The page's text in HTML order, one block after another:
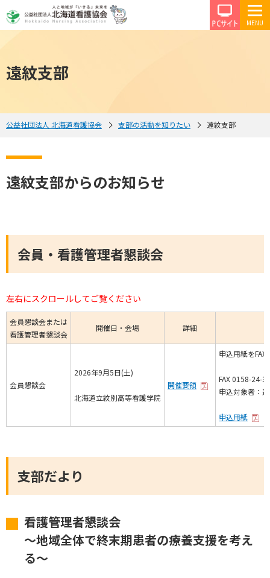
PCサ
遠紋支部
公益社団法人 北海道看護協会 支部の活動を知りたい 遠紋支部
遠紋支部からのお知らせ
会員・看護管理者懇談会
左右にスクロールしてご覧ください
会員懇談会または
看護管理者懇談会
開催日・会場 詳細
会員懇談会
2026年9月5日(土)
北海道立紋別高等看護学院
開催要領
申込用紙を
FAX 0158-24-
申込対象者：
申込用紙
支部だより
看護管理者懇談会
～地域全体で終末期患者の療養支援を考え
る～